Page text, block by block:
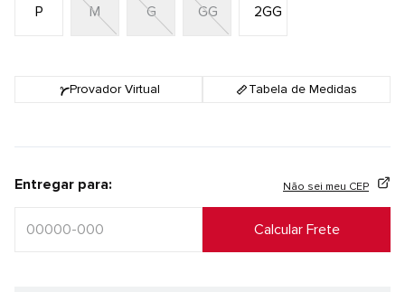
2GG
G GG
M
P
Provador Virtual Tabela de Medidas
Entregar para: Não sei meu CEP